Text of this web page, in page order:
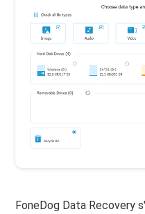
FoneDog Data Recovery